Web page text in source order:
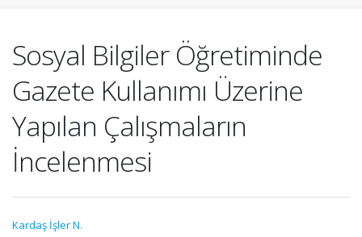
Sosyal Bilgiler Öğretiminde
Gazete Kullanımı Üzerine
Yapılan Çalışmaların
İncelenmesi
Kardaş İşler N.